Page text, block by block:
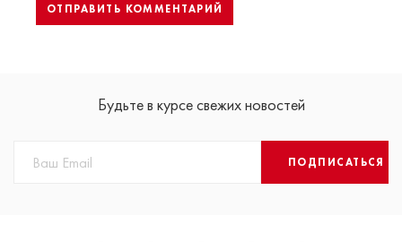
Будьте в курсе свежих новостей
ПОДПИСАТЬСЯ